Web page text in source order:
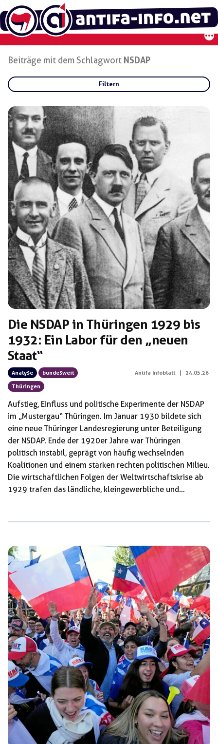
Zum
Inhalt
springen
Beiträge mit dem Schlagwort NSDAP
Filtern
Gruppen:
Regionen:
Schlagwörter:
NSDAP
Die NSDAP in Thüringen 1929 bis
1932: Ein Labor für den „neuen
Staat“
Analyse
bundesweit
Thüringen
Antifa Infoblatt 24.05.26
Aufstieg, Einfluss und politische Experimente der NSDAP
im „Mustergau“ Thüringen. Im Januar 1930 bildete sich
eine neue Thüringer Landesregierung unter Beteiligung
der NSDAP. Ende der 1920er Jahre war Thüringen
politisch instabil, geprägt von häufig wechselnden
Koalitionen und einem starken rechten politischen Milieu.
Die wirtschaftlichen Folgen der Weltwirtschaftskrise ab
1929 trafen das ländliche, kleingewerbliche und
Handwerkern, Landwirten, Studenten und Teilen der
Beamtenschaft fand sie Resonanz. Die Landtagswahl von
1924 brachte keine Regierungsmehrheit und die
Nationalsozialisten trugen eine bürgerliche
Minderheitsregierung („Thüringer Ordnungsbund“) durch
Tolerierung mit. […]